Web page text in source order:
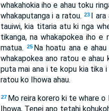
whakahokia iho e ahau toku
whakaputanga i a ratou. 23 I ara
tauiwi, kia titaria atu ki nga
tikanga, na whakapokea iho
matua.
25 Na hoatu ana e
whakapokea ano ratou e
puta mai ana i te kopu kia tika
ratou ko Ihowa ahau.
27 Mo reira korero ki te whare
Ihowa, Tenei ano tetahi